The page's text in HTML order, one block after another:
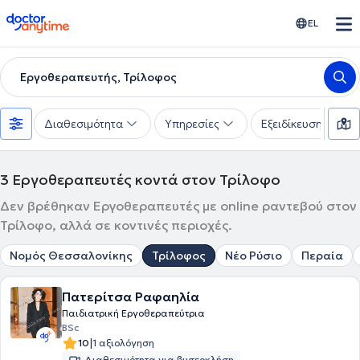
doctoranytime EL
Εργοθεραπευτής, Τρίλοφος
Διαθεσιμότητα Υπηρεσίες Εξειδίκευση
3 Εργοθεραπευτές κοντά στον Τρίλοφο
Δεν βρέθηκαν Εργοθεραπευτές με online ραντεβού στον
Τρίλοφο, αλλά σε κοντινές περιοχές.
Νομός Θεσσαλονίκης Τρίλοφος Νέο Ρύσιο Περαία
Πατερίτσα Ραφαηλία
Παιδιατρική Εργοθεραπεύτρια
BSc
10|1 αξιολόγηση